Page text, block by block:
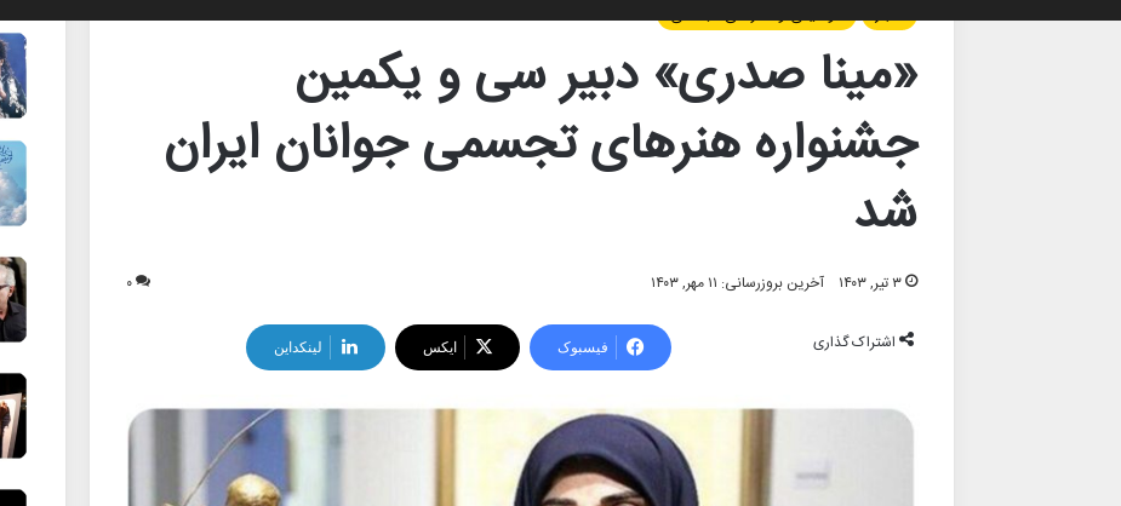
اخبار
موسیقی و هنرهای تجسمی
«مینا صدری» دبیر سی و یکمین
جشنواره هنرهای تجسمی جوانان ایران
شد
۳ تیر, ۱۴۰۳ آخرین بروزرسانی: ۱۱ مهر, ۱۴۰۳ ۰
اشتراک گذاری فیسبوک ایکس لینکداین